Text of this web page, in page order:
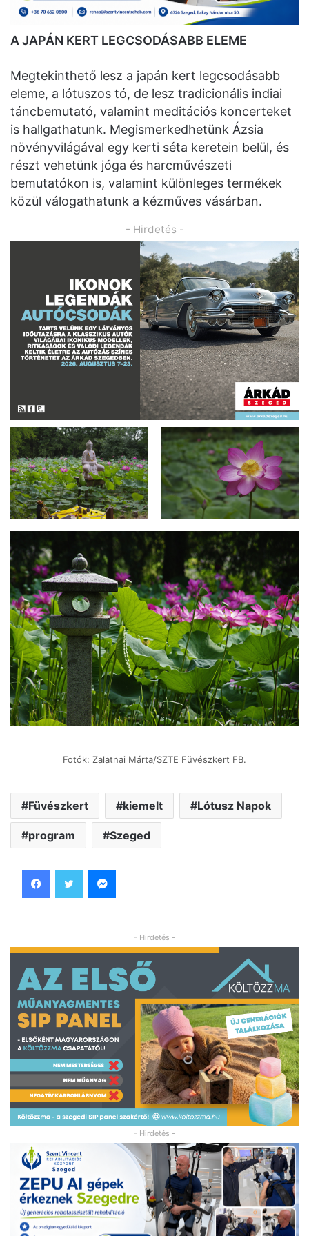
A JAPÁN KERT LEGCSODÁSABB ELEME
Megtekinthető lesz a japán kert legcsodásabb
eleme, a lótuszos tó, de lesz tradicionális indiai
táncbemutató, valamint meditációs koncerteket
is hallgathatunk. Megismerkedhetünk Ázsia
növényvilágával egy kerti séta keretein belül, és
részt vehetünk jóga és harcművészeti
bemutatókon is, valamint különleges termékek
közül válogathatunk a kézműves vásárban.
- Hirdetés -
Fotók: Zalatnai Márta/SZTE Füvészkert FB.
Füvészkert kiemelt Lótusz Napok
program Szeged
- Hirdetés -
- Hirdetés -